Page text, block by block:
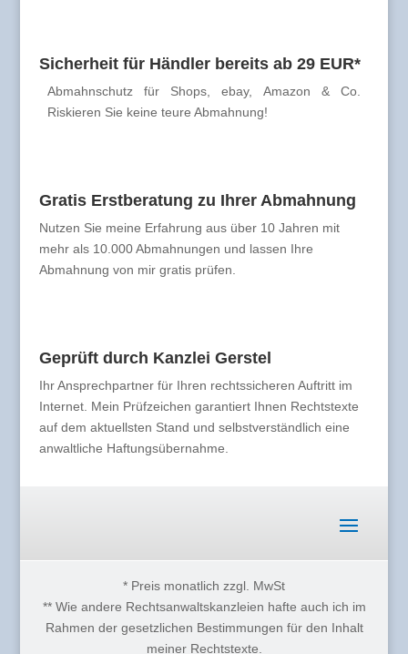
Sicherheit für Händler bereits ab 29 EUR*
Abmahnschutz für Shops, ebay, Amazon & Co.
Riskieren Sie keine teure Abmahnung!
Gratis Erstberatung zu Ihrer Abmahnung
Nutzen Sie meine Erfahrung aus über 10 Jahren mit
mehr als 10.000 Abmahnungen und lassen Ihre
Abmahnung von mir gratis prüfen.
Geprüft durch Kanzlei Gerstel
Ihr Ansprechpartner für Ihren rechtssicheren Auftritt im
Internet. Mein Prüfzeichen garantiert Ihnen Rechtstexte
auf dem aktuellsten Stand und selbstverständlich eine
anwaltliche Haftungsübernahme.
* Preis monatlich zzgl. MwSt
** Wie andere Rechtsanwaltskanzleien hafte auch ich im
Rahmen der gesetzlichen Bestimmungen für den Inhalt
meiner Rechtstexte.